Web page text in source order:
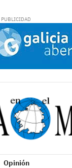
Opinión